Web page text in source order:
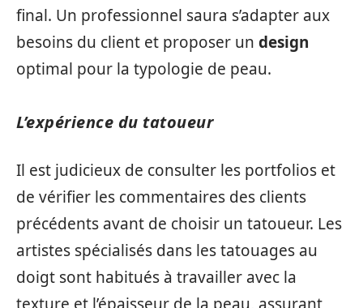
final. Un professionnel saura s’adapter aux
besoins du client et proposer un design
optimal pour la typologie de peau.
L’expérience du tatoueur
Il est judicieux de consulter les portfolios et
de vérifier les commentaires des clients
précédents avant de choisir un tatoueur. Les
artistes spécialisés dans les tatouages au
doigt sont habitués à travailler avec la
texture et l’épaisseur de la peau, assurant